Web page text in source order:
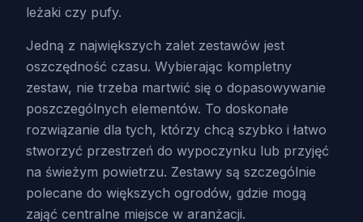
leżaki czy pufy.
Jedną z największych zalet zestawów jest
oszczędność czasu. Wybierając kompletny
zestaw, nie trzeba martwić się o dopasowywanie
poszczególnych elementów. To doskonałe
rozwiązanie dla tych, którzy chcą szybko i łatwo
stworzyć przestrzeń do wypoczynku lub przyjęć
na świeżym powietrzu. Zestawy są szczególnie
polecane do większych ogrodów, gdzie mogą
zająć centralne miejsce w aranżacji.